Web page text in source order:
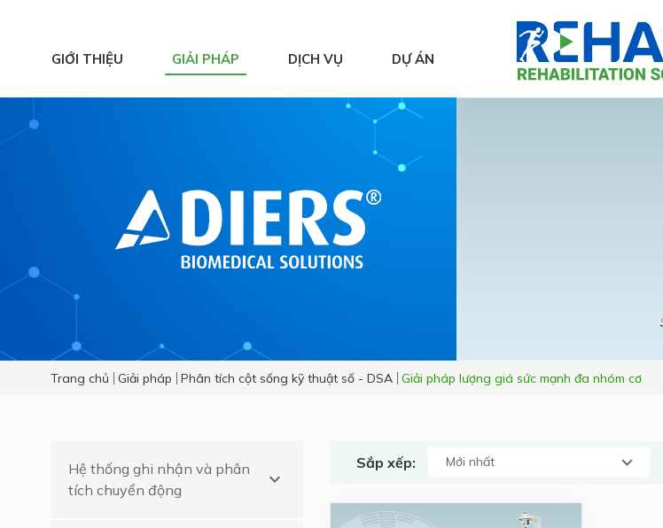
GIỚI THIỆU GIẢI PHÁP
và phân tích chuyển
động
Y học thể thao
Phục hồi chức năng
chủ động
Phục hồi chức năng
DỊCH VỤ DỰ ÁN
Trang chủ Giải pháp Phân tích cột sống kỹ thuật số - DSA Giải pháp lượng giá sức mạnh đa nhóm cơ
Hệ thống ghi nhận và phân
tích chuyển động
keyboard_arrow_down
Sắp xếp: